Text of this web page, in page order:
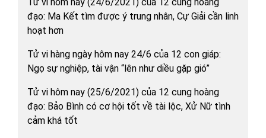
đạo: Ma Kết tìm được ý trung nhân, Cự Giải cần linh
hoạt hơn
Tử vi hàng ngày hôm nay 24/6 của 12 con giáp:
Ngọ sự nghiệp, tài vận “lên như diều gặp gió”
Tử vi hôm nay (25/6/2021) của 12 cung hoàng
đạo: Bảo Bình có cơ hội tốt về tài lộc, Xử Nữ tình
cảm khá tốt